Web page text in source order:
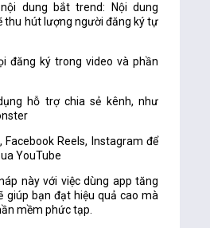
dung bắt trend: Nội dung
thu hút lượng người đăng ký tự
đăng ký trong video và phần
hỗ trợ chia sẻ kênh, như
Facebook Reels, Instagram để
YouTube
này với việc dùng app tăng
giúp bạn đạt hiệu quả cao mà
mềm phức tạp.